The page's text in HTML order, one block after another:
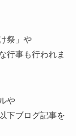
祭」や
行事も行われま
や
下ブログ記事を